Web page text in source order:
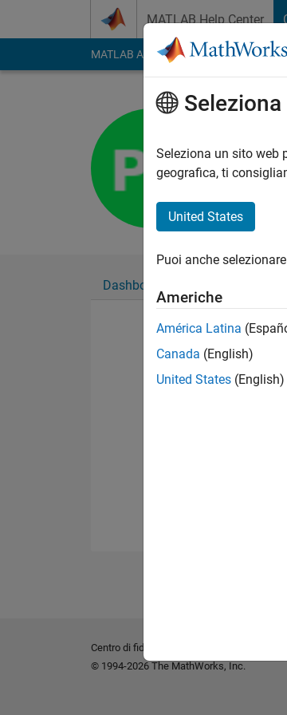
MATLAB Help Center
MATLAB Answers File Exchange
Last
Dashboard
Seleziona un sito web
geografica, ti
United States
Puoi anche
Americhe
América Latina
Canada (English)
United States (English)
Centro di fiducia
© 1994-2026 The MathWorks, Inc.